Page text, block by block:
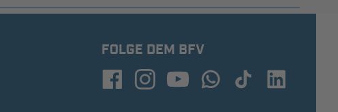
FOLGE DEM BFV